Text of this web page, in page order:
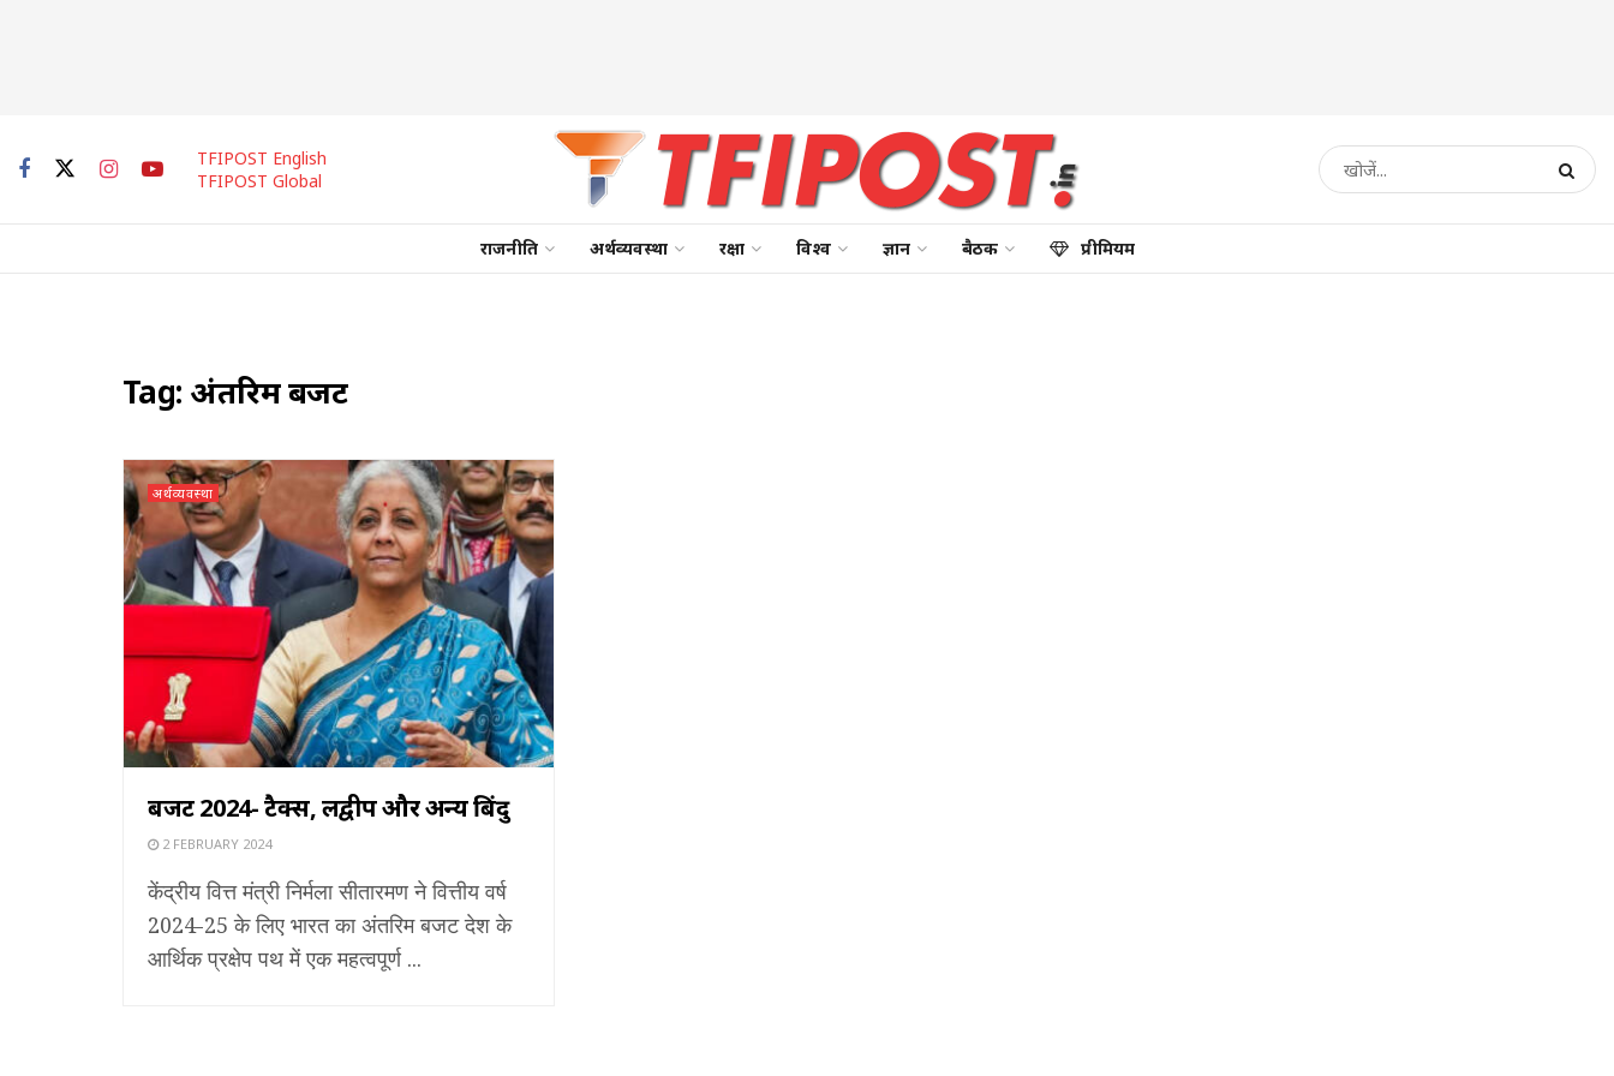
TFIPOST English
TFIPOST Global
राजनीति अर्थव्यवस्था रक्षा विश्व ज्ञान बैठक प्रीमियम
Tag: अंतरिम बजट
अर्थव्यवस्था
बजट 2024- टैक्स, लक्षद्वीप और अन्य बिंदु
2 FEBRUARY 2024
केंद्रीय वित्त मंत्री निर्मला सीतारमण ने वित्तीय वर्ष
2024-25 के लिए भारत का अंतरिम बजट देश के
आर्थिक प्रक्षेप पथ में एक महत्वपूर्ण ...